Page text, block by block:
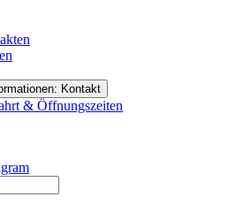
Kontakt
& Öffnungszeiten